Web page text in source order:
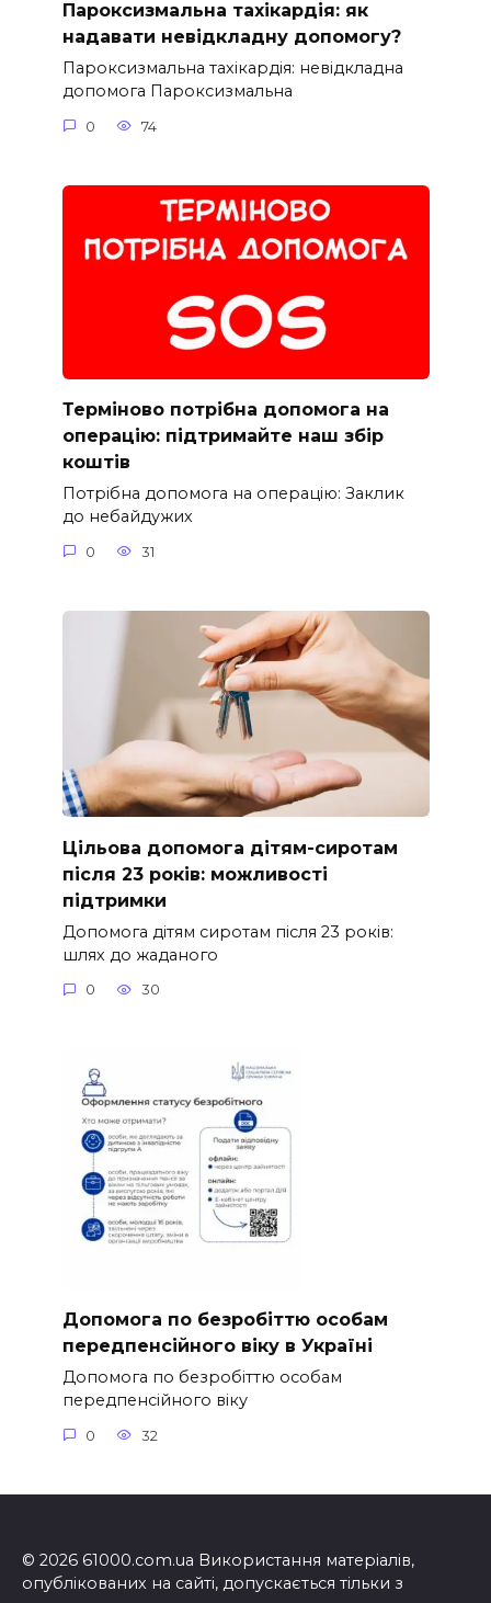
Пароксизмальна тахікардія: як
надавати невідкладну допомогу?
Пароксизмальна тахікардія: невідкладна
допомога Пароксизмальна
0 74
Терміново потрібна допомога на
операцію: підтримайте наш збір
коштів
Потрібна допомога на операцію: Заклик
до небайдужих
0 31
Цільова допомога дітям-сиротам
після 23 років: можливості
підтримки
Допомога дітям сиротам після 23 років:
шлях до жаданого
0 30
Допомога по безробіттю особам
передпенсійного віку в Україні
Допомога по безробіттю особам
передпенсійного віку
0 32
© 2026 61000.com.ua Використання матеріалів,
опублікованих на сайті, допускається тільки з